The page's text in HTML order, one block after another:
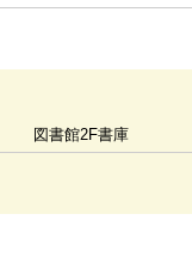
図書館2F書庫